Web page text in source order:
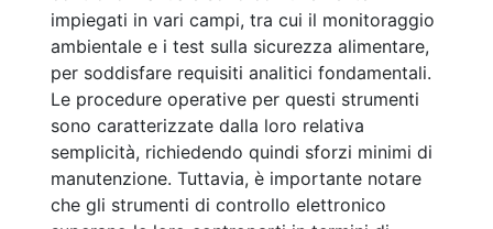
impiegati in vari campi, tra cui il monitoraggio
ambientale e i test sulla sicurezza alimentare,
per soddisfare requisiti analitici fondamentali.
Le procedure operative per questi strumenti
sono caratterizzate dalla loro relativa
semplicità, richiedendo quindi sforzi minimi di
manutenzione. Tuttavia, è importante notare
che gli strumenti di controllo elettronico